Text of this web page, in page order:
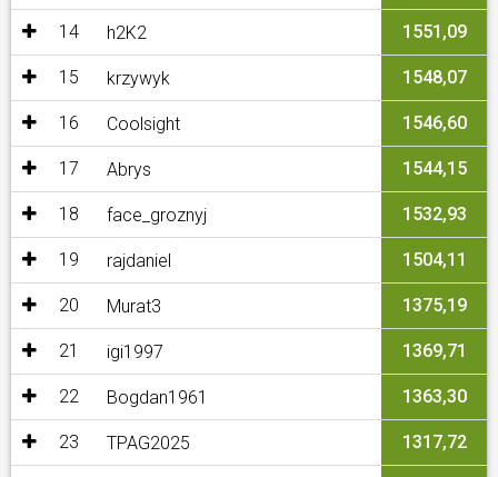
14 h2K2 1551,09
15 krzywyk 1548,07
16 Coolsight 1546,60
17 Abrys 1544,15
18 face_groznyj 1532,93
19 rajdaniel 1504,11
20 Murat3 1375,19
21 igi1997 1369,71
22 Bogdan1961 1363,30
23 TPAG2025 1317,72